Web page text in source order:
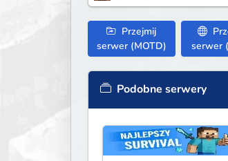
Przejmij
serwer (MOTD)
serwer
Podobne serwery